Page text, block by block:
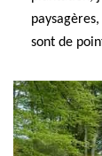
sont de